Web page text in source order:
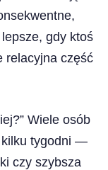
gdy ktoś
relacyjna część
Wiele osób
kilku tygodni —
czy szybsza